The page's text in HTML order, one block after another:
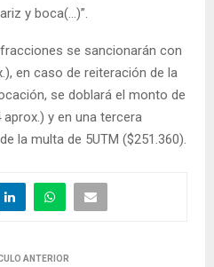
y boca(…)”.
se sancionarán con
en caso de reiteración de la
se doblará el monto de
aprox.) y en una tercera
la multa de 5UTM ($251.360).
ANTERIOR